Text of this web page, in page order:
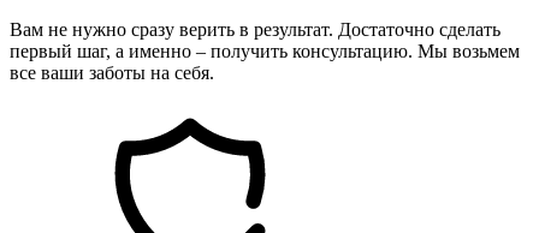
Вам не нужно сразу верить в результат. Достаточно сделать
первый шаг, а именно – получить консультацию. Мы возьмем
все ваши заботы на себя.